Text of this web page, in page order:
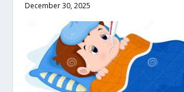
December 30, 2025